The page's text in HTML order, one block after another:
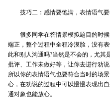
技巧二：感情要饱满，表情语气要
很多同学在答情景模拟题目的时候
端正，整个过程中全程冷漠脸，没有
此和别人沟通吗?当然是不会的，尤
批评、工作未做好等，让你去进行劝
所以你的表情语气也要符合当时的场
心，在劝说的过程中可以慢慢表现出
通对象也能放心。